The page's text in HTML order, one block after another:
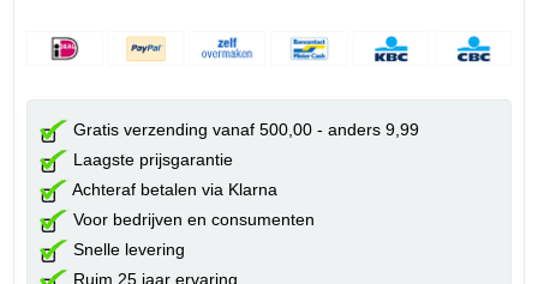
Gratis verzending vanaf 500,00 - anders 9,99
Laagste prijsgarantie
Achteraf betalen via Klarna
Voor bedrijven en consumenten
Snelle levering
Ruim 25 jaar ervaring